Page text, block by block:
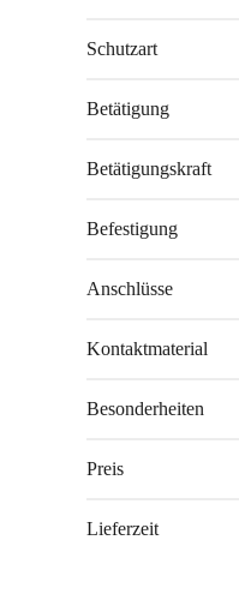
Schutzart
Betätigung
Betätigungskraft
Befestigung
Anschlüsse
Kontaktmaterial
Besonderheiten
Preis
Lieferzeit